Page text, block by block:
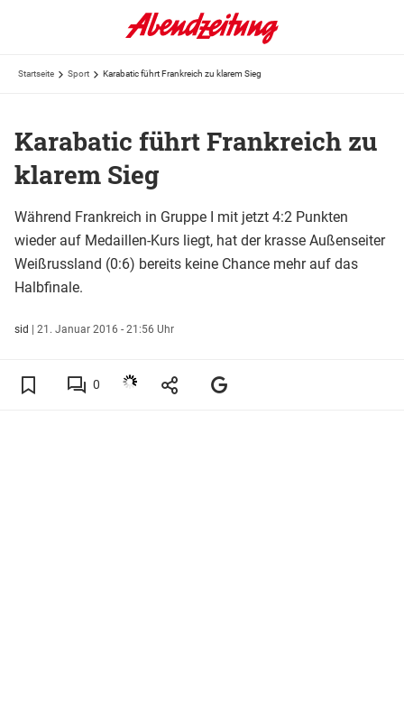
Startseite Sport Karabatic führt Frankreich zu klarem Sieg
Karabatic führt Frankreich zu
klarem Sieg
Während Frankreich in Gruppe I mit jetzt 4:2 Punkten
wieder auf Medaillen-Kurs liegt, hat der krasse Außenseiter
Weißrussland (0:6) bereits keine Chance mehr auf das
Halbfinale.
sid | 21. Januar 2016 - 21:56 Uhr
0